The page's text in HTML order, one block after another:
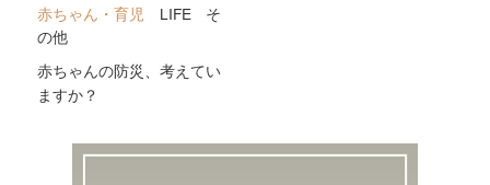
赤ちゃん・育児 LIFE
そ
の他
赤ちゃんの防災、考えてい
ますか？